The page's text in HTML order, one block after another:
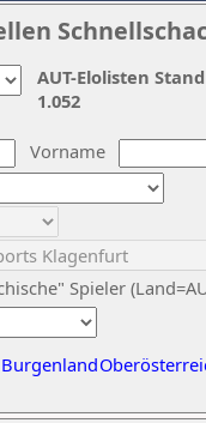
Vorname
Spieler
Burgenland
AUT-Elolisten
1.052